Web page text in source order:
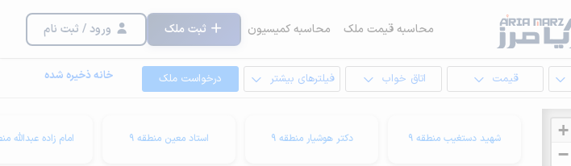
محاسبه قیمت ملک محاسبه کمیسیون ثبت ملک ورود / ثبت نام
قیمت اتاق خواب فیلترهای بیشتر درخواست ملک خانه ذخیره شده
+
−
شهید دستغیب منطقه 9 دکتر هوشیار منطقه 9 استاد معین منطقه 9 امام زاده عبدالله